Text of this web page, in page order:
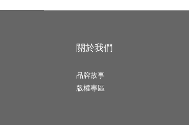
關於我們
品牌故事
版權專區